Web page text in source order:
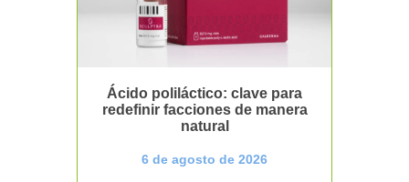
Ácido poliláctico: clave para
redefinir facciones de manera
natural
6 de agosto de 2026